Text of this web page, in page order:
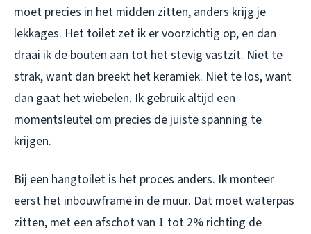
moet precies in het midden zitten, anders krijg je
lekkages. Het toilet zet ik er voorzichtig op, en dan
draai ik de bouten aan tot het stevig vastzit. Niet te
strak, want dan breekt het keramiek. Niet te los, want
dan gaat het wiebelen. Ik gebruik altijd een
momentsleutel om precies de juiste spanning te
krijgen.
Bij een hangtoilet is het proces anders. Ik monteer
eerst het inbouwframe in de muur. Dat moetwaterpas
zitten, met een afschot van 1 tot 2% richting de